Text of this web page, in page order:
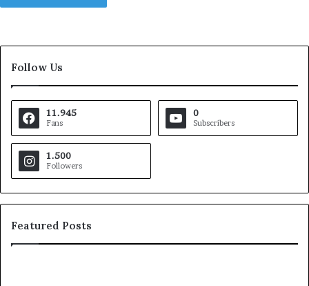
Follow Us
11.945
Fans
0
Subscribers
1.500
Followers
Featured Posts